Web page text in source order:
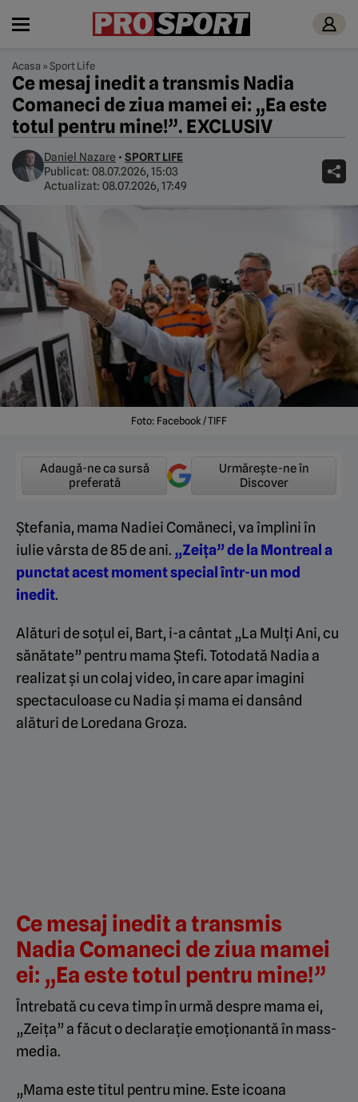
Acasa »Sport Life
Ce mesaj inedit a transmis Nadia
Comaneci de ziua mamei ei: „Ea este
totul pentru mine!”. EXCLUSIV
Daniel Nazare • SPORT LIFE
Publicat: 08.07.2026, 15:03
Actualizat: 08.07.2026, 17:49
Foto: Facebook / TIFF
Adaugă-ne ca sursă
preferată
Urmărește-ne în
Discover
Ștefania, mama Nadiei Comăneci, va împlini în
iulie vârsta de 85 de ani. „Zeița” de la Montreal a
punctat acest moment special într-un mod
inedit.
Alături de soțul ei, Bart, i-a cântat „La Mulți Ani, cu
sănătate” pentru mama Ștefi. Totodată Nadia a
realizat și un colaj video, în care apar imagini
spectaculoase cu Nadia și mama ei dansând
alături de Loredana Groza.
Ce mesaj inedit a transmis
Nadia Comaneci de ziua mamei
ei: „Ea este totul pentru mine!”
Întrebată cu ceva timp în urmă despre mama ei,
„Zeița” a făcut o declarație emoționantă în mass-
media.
„Mama este titul pentru mine. Este icoana